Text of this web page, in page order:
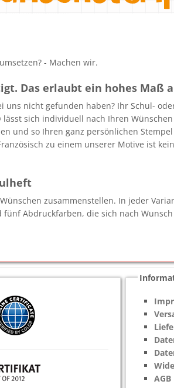
- Machen wir.
Das erlaubt ein hohes Maß
uns nicht gefunden haben? Ihr Schul-
sich individuell nach Ihren Wünschen
und so Ihren ganz persönlichen Stempel
zu einem unserer Motive ist kein
zusammenstellen. In jeder
Abdruckfarben, die sich nach
AGB